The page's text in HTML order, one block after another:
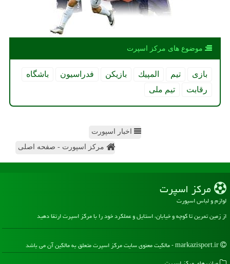
موضوع های مركز اسپرت
بازی تیم المپیك بازیكن فدراسیون
باشگاه
رقابت
تیم ملی
اخبار اسپورت
مرکز اسپورت - صفحه اصلی
مركز اسپرت
لوازم و لباس اسپورت
از زمین تمرین تا کوچه و خیابان، استایل و عملکرد خود را با مرکز اسپرت ارتقا دهید